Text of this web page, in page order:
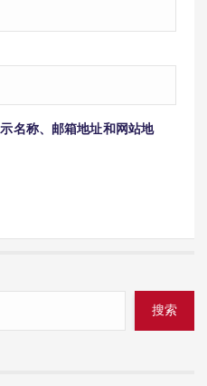
名称、邮箱地址和网站地
搜索